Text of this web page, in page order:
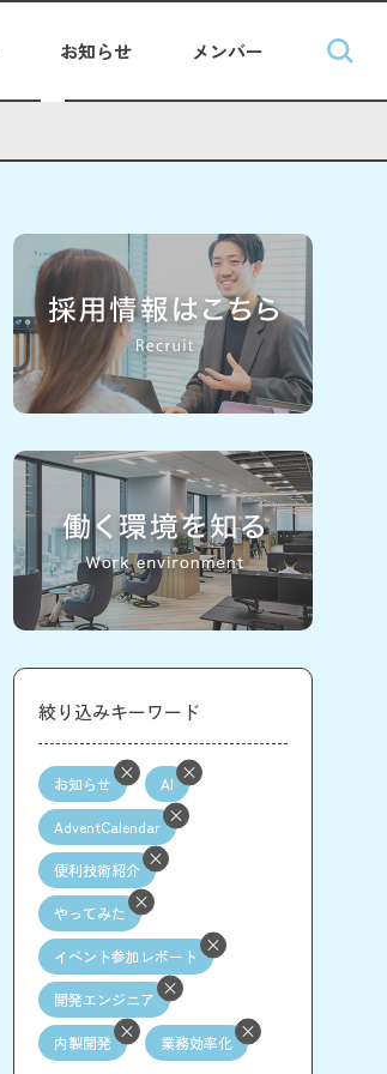
お知らせ メンバー
絞り込みキーワード
お知らせ AI
AdventCalendar
便利技術紹介
やってみた
イベント参加レポート
開発エンジニア
内製開発 業務効率化